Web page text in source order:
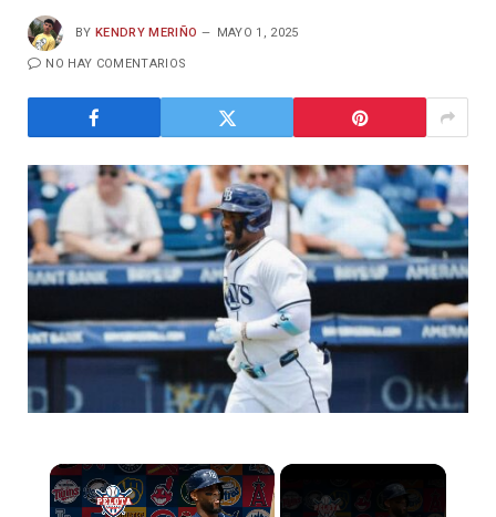
BY KENDRY MERIÑO MAYO 1, 2025
NO HAY COMENTARIOS